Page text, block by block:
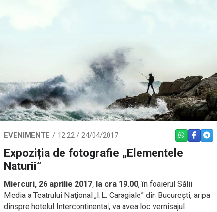
EVENIMENTE 12:22 / 24/04/2017 WHATSAPP
Expoziția de fotografie „Elementele
Naturii”
Miercuri, 26 aprilie 2017, la ora 19.00, în foaierul Sălii
Media a Teatrului Naţional „I.L. Caragiale” din Bucureşti, aripa
dinspre hotelul Intercontinental, va avea loc vernisajul